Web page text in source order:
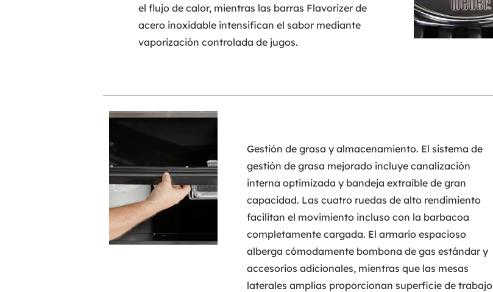
el flujo de calor, mientras las barras Flavorizer de
acero inoxidable intensifican el sabor mediante
vaporización controlada de jugos.
Gestión de grasa y almacenamiento. El sistema de
gestión de grasa mejorado incluye canalización
interna optimizada y bandeja extraíble de gran
capacidad. Las cuatro ruedas de alto rendimiento
facilitan el movimiento incluso con la barbacoa
completamente cargada. El armario espacioso
alberga cómodamente bombona de gas estándar y
accesorios adicionales, mientras que las mesas
laterales amplias proporcionan superficie de trabajo